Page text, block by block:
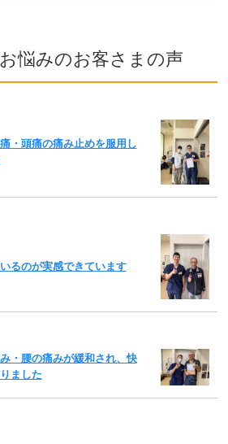
悩みのお客さまの声
・頭痛の痛み止めを服用し
るのが実感できています
・腰の痛みが緩和され、快
ました